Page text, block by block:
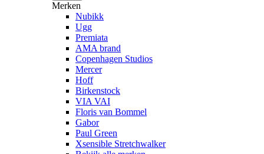
Merken
Nubikk
Ugg
Premiata
AMA brand
Copenhagen Studios
Mercer
Hoff
Birkenstock
VIA VAI
Floris van Bommel
Gabor
Paul Green
Xsensible Stretchwalker